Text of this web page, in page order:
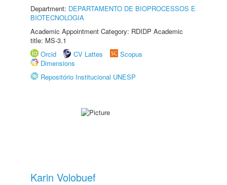
Department: DEPARTAMENTO DE BIOPROCESSOS E
BIOTECNOLOGIA
Academic Appointment Category: RDIDP Academic
title: MS-3.1
Orcid
CV Lattes
Scopus
Dimensions
Repositório Institucional UNESP
Karin Volobuef